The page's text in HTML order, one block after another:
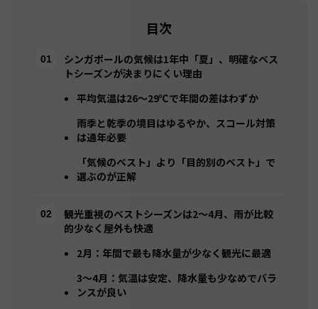
目次
シンガポールの気候は1年中「夏」、明確なベス
トシーズンが決まりにくい理由
平均気温は26〜29℃で年間の差はわずか
雨季と乾季の境目はゆるやか、スコール対策
は通年必要
「気候のベスト」より「目的別のベスト」で
選ぶのが正解
観光重視のベストシーズンは2〜4月、雨が比較
的少なく屋外も快適
2月：年間で最も降水量が少なく観光に最適
3〜4月：気温は安定、降水量も少なめでバラ
ンスが良い